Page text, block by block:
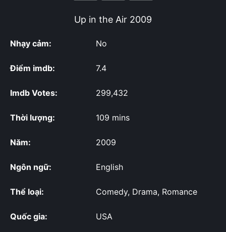
Up in the Air 2009
Nhạy cảm: No
Điểm imdb: 7.4
Imdb Votes: 299,432
Thời lượng: 109 mins
Năm: 2009
Ngôn ngữ: English
Thể loại: Comedy, Drama, Romance
Quốc gia: USA